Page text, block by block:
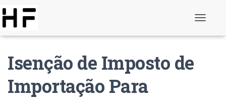
Isenção de Imposto de
Importação Para